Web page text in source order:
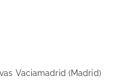
Vaciamadrid (Madrid)